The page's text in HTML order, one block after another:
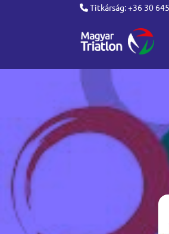
Titkárság: +36 30